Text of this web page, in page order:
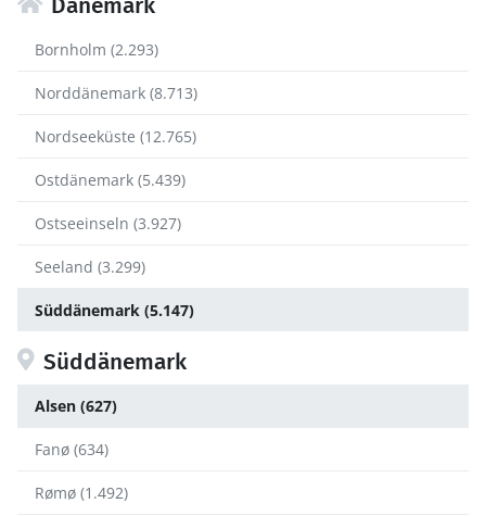
Bornholm (2.293)
Norddänemark (8.713)
Nordseeküste (12.765)
Ostdänemark (5.439)
Ostseeinseln (3.927)
Seeland (3.299)
Süddänemark (5.147)
Süddänemark
Alsen (627)
Fanø (634)
Rømø (1.492)